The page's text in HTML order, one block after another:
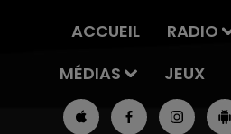
ACCUEIL RADIO
MÉDIAS
JEUX